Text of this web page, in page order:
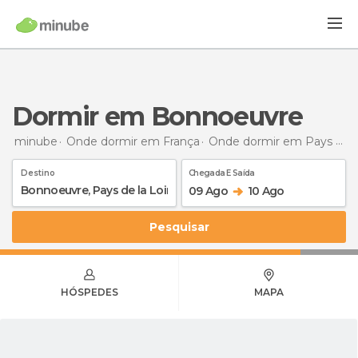
Dormir em Bonnoeuvre
minube Onde dormir em França Onde dormir em Pays de la Loire
Destino Chegada E Saída
09 Ago 10 Ago
Pesquisar
HÓSPEDES MAPA